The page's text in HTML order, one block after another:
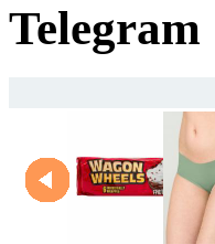
Telegram